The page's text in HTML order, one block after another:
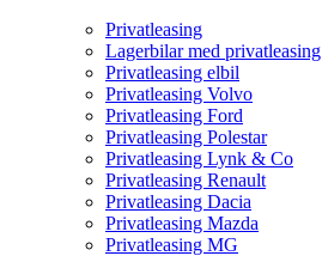
Privatleasing
Lagerbilar med privatleasing
Privatleasing elbil
Privatleasing Volvo
Privatleasing Ford
Privatleasing Polestar
Privatleasing Lynk & Co
Privatleasing Renault
Privatleasing Dacia
Privatleasing Mazda
Privatleasing MG